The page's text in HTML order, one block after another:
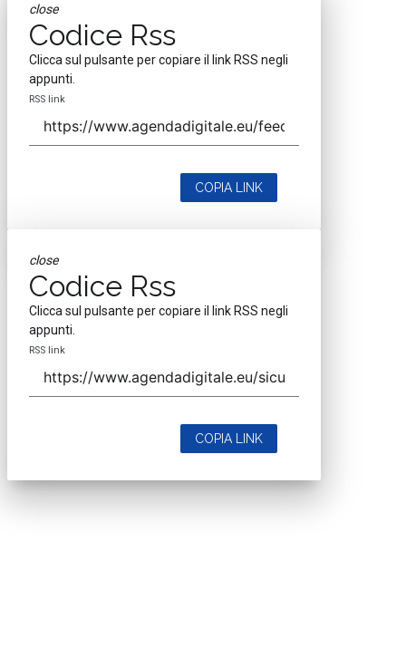
close
Codice Rss
Clicca sul pulsante per copiare il link RSS negli
appunti.
RSS link
COPIA LINK
close
Codice Rss
Clicca sul pulsante per copiare il link RSS negli
appunti.
RSS link
COPIA LINK